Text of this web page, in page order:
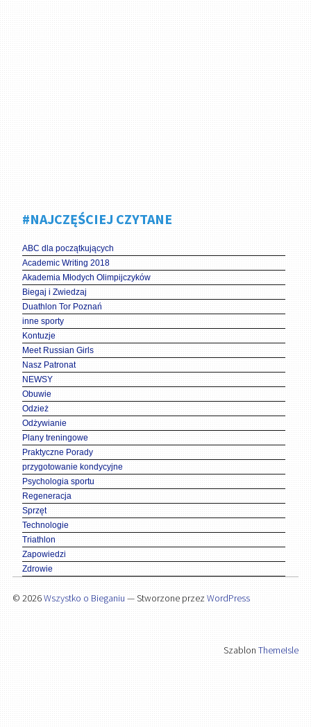
#NAJCZĘŚCIEJ CZYTANE
ABC dla początkujących
Academic Writing 2018
Akademia Młodych Olimpijczyków
Biegaj i Zwiedzaj
Duathlon Tor Poznań
inne sporty
Kontuzje
Meet Russian Girls
Nasz Patronat
NEWSY
Obuwie
Odzież
Odżywianie
Plany treningowe
Praktyczne Porady
przygotowanie kondycyjne
Psychologia sportu
Regeneracja
Sprzęt
Technologie
Triathlon
Zapowiedzi
Zdrowie
© 2026Wszystko o Bieganiu — Stworzone przezWordPress
SzablonThemeIsle